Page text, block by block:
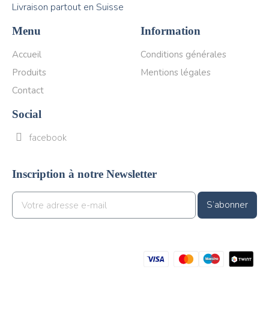
Livraison partout en Suisse
Menu
Accueil
Produits
Contact
Information
Conditions générales
Mentions légales
Social
facebook
Inscription à notre Newsletter
S’abonner